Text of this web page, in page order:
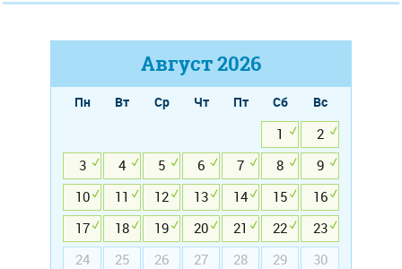
Август2026
Пн Вт Ср Чт Пт Сб
Вс
1
2
3
4 5 6 7 8
9
10
11 12 13 14 15
16
17
18 19 20 21 22
23
24
25 26 27 28 29
30